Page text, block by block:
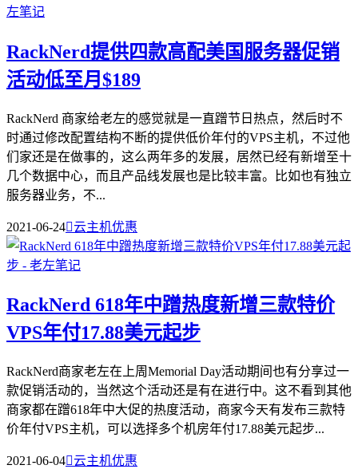
RackNerd提供四款高配美国服务器促销
活动低至月$189
RackNerd 商家给老左的感觉就是一直蹭节日热点，然后时不
时通过修改配置结构不断的提供低价年付的VPS主机，不过他
们家还是在做事的，这么两年多的发展，居然已经有新增至十
几个数据中心，而且产品线发展也是比较丰富。比如也有独立
服务器业务，不...
2021-06-24云主机优惠
RackNerd 618年中蹭热度新增三款特价
VPS年付17.88美元起步
RackNerd商家老左在上周Memorial Day活动期间也有分享过一
款促销活动的，当然这个活动还是有在进行中。这不看到其他
商家都在蹭618年中大促的热度活动，商家今天有发布三款特
价年付VPS主机，可以选择多个机房年付17.88美元起步...
2021-06-04云主机优惠